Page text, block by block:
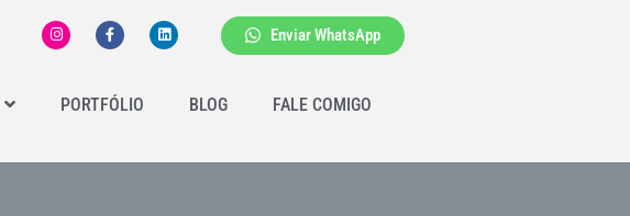
Enviar WhatsApp
PORTFÓLIO BLOG FALE COMIGO